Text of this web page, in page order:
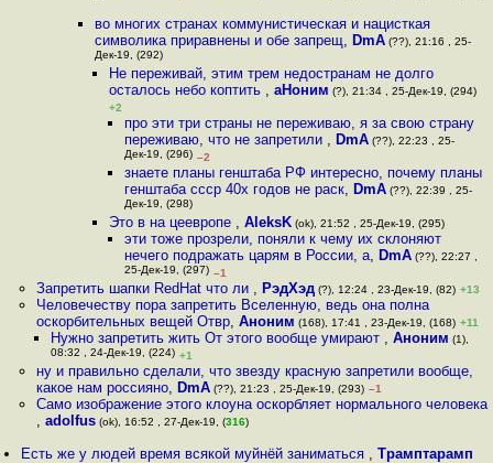
во многих странах коммунистическая и нацисткая
символика приравнены и обе запрещ, DmA(??), 21:16 , 25-
Дек-19, (292)
Не переживай, этим трем недостранам не долго
осталось небо коптить ,аНоним (?), 21:34 , 25-Дек-19, (294)
+2
про эти три страны не переживаю, я за свою страну
переживаю, что не запретили , DmA(??), 22:23 , 25-
Дек-19, (296) –2
знаете планы генштаба РФ интересно, почему планы
генштаба ссср 40х годов не раск, DmA(??), 22:39 , 25-
Дек-19, (298)
Это в на цеевропе ,AleksK (ok), 21:52 , 25-Дек-19, (295)
эти тоже прозрели, поняли к чему их склоняют
нечего подражать царям в России, а, DmA(??), 22:27 ,
25-Дек-19, (297) –1
Запретить шапки RedHat что ли , РэдХэд(?), 12:24 , 23-Дек-19, (82) +13
Человечеству пора запретить Вселенную, ведь она полна
оскорбительных вещей Отвр, Аноним (168), 17:41 , 23-Дек-19, (168) +11
Нужно запретить жить От этого вообще умирают , Аноним (1),
08:32 , 24-Дек-19, (224) +1
ну и правильно сделали, что звезду красную запретили вообще,
какое нам россияно, DmA(??), 21:23 , 25-Дек-19, (293) –1
Само изображение этого клоуна оскорбляет нормального человека
, adolfus(ok), 16:52 , 27-Дек-19, (316)
Есть же у людей время всякой муйнёй заниматься ,Трамптарамп